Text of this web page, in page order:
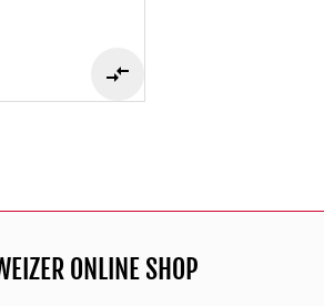
ONLINE SHOP